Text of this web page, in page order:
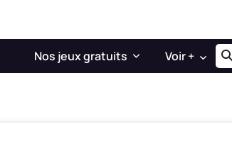
Nos jeux gratuits Voir +